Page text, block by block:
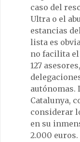
caso del
Ultra o el
estancias
lista es
no facilita
127
autónomas.
Catalunya,
considerar
en su
2.000 euros.